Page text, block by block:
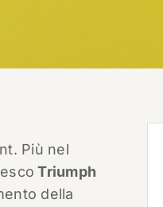
Più nel
Triumph
della